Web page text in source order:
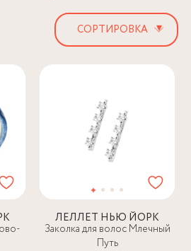
▾
ЛЕЛЛЕТ НЬЮ ЙОРК
Заколка для волос Млечный
Путь